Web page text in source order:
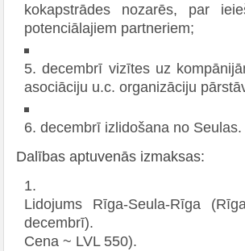
kokapstrādes nozarēs, par
potenciālajiem partneriem;
5. decembrī vizītes uz
asociāciju u.c. organizāciju
6. decembrī izlidošana no Seulas.
Dalības aptuvenās izmaksas:
Lidojums Rīga-Seula-Rīga
decembrī).
Cena ~ LVL 550).